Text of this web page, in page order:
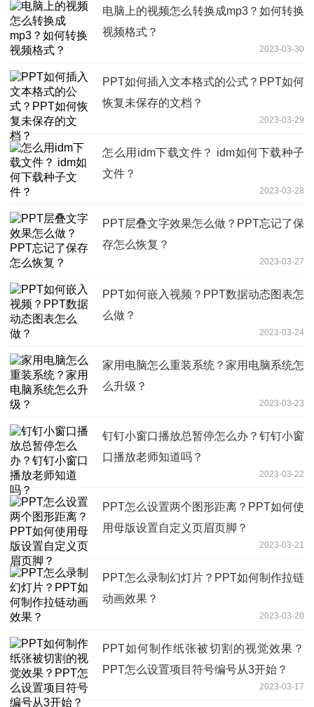
电脑上的视频怎么转换成mp3？如何转换
视频格式？
2023-03-30
PPT如何插入文本格式的公式？PPT如何
恢复未保存的文档？
2023-03-29
怎么用idm下载文件？ idm如何下载种子
文件？
2023-03-28
PPT层叠文字效果怎么做？PPT忘记了保
存怎么恢复？
2023-03-27
PPT如何嵌入视频？PPT数据动态图表怎
么做？
2023-03-24
家用电脑怎么重装系统？家用电脑系统怎
么升级？
2023-03-23
钉钉小窗口播放总暂停怎么办？钉钉小窗
口播放老师知道吗？
2023-03-22
PPT怎么设置两个图形距离？PPT如何使
用母版设置自定义页眉页脚？
2023-03-21
PPT怎么录制幻灯片？PPT如何制作拉链
动画效果？
2023-03-20
PPT如何制作纸张被切割的视觉效果？
PPT怎么设置项目符号编号从3开始？
2023-03-17